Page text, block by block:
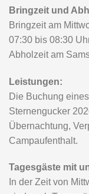
V. Raiffeisenbank
Sternengucker
Tagesgäste bitte
07. August 2026.
Rechtliche
Für die gesamte
Windsor. Kinder